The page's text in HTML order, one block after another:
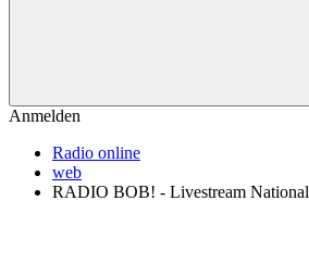
Anmelden
Radio online
web
RADIO BOB! - Livestream National